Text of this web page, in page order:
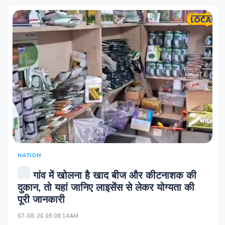
NATION
गांव में खोलना है खाद बीज और कीटनाशक की
दुकान, तो यहां जानिए लाइसेंस से लेकर योग्यता की
पूरी जानकारी
07-08-26 09:08:14AM